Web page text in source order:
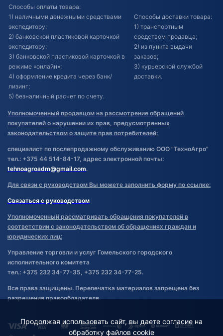
Способы оплаты товара:
1) наличными денежными средствами
экспедитору;
2) банковской пластиковой карточкой
экспедитору;
3) банковской пластиковой карточкой в
режиме «онлайн»;
4) оформление кредита через банк/
лизинг;
5) безналичный расчет по счету.
Способы доставки товара:
1) транспортным
средством продавца;
2) из пункта выдачи
заказов;
3) курьерской службой
доставки.
Уполномоченный продавцом на рассмотрение обращений
покупателей о нарушении их прав, предусмотренных
законодательством о защите прав потребителей:
специалист по послепродажному обслуживанию ООО "ТехноАгро"
тел.: +375 44 514-84-17, адрес электронной почты:
tehnoagroadm@gmail.com.
Для связи с руководством Вы можете заполнить форму по ссылке:
Связаться с руководством
Уполномоченный рассматривать обращения покупателей в
соответствии с законодательством об обращениях граждан и
юридических лиц:
Управление торговли и услуг Гомельского городского
исполнительного комитета
тел.: +375 232 34-77-35, +375 232 34-77-25.
Все права защищены. Перепечатка материалов запрещена без
разрешения правообладателя.
Продолжая использовать сайт, вы даете согласие на
обработку файлов cookie